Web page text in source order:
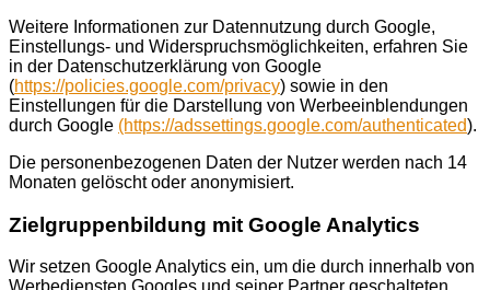
Weitere Informationen zur Datennutzung durch Google,
Einstellungs- und Widerspruchsmöglichkeiten, erfahren Sie
in der Datenschutzerklärung von Google
(https://policies.google.com/privacy) sowie in den
Einstellungen für die Darstellung von Werbeeinblendungen
durch Google (https://adssettings.google.com/authenticated).
Die personenbezogenen Daten der Nutzer werden nach 14
Monaten gelöscht oder anonymisiert.
Zielgruppenbildung mit Google Analytics
Wir setzen Google Analytics ein, um die durch innerhalb von